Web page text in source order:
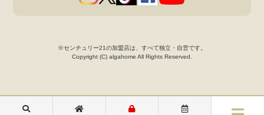
※センチュリー21の加盟店は、すべて独立・自営です。
Copyright (C) algahome All Rights Reserved.